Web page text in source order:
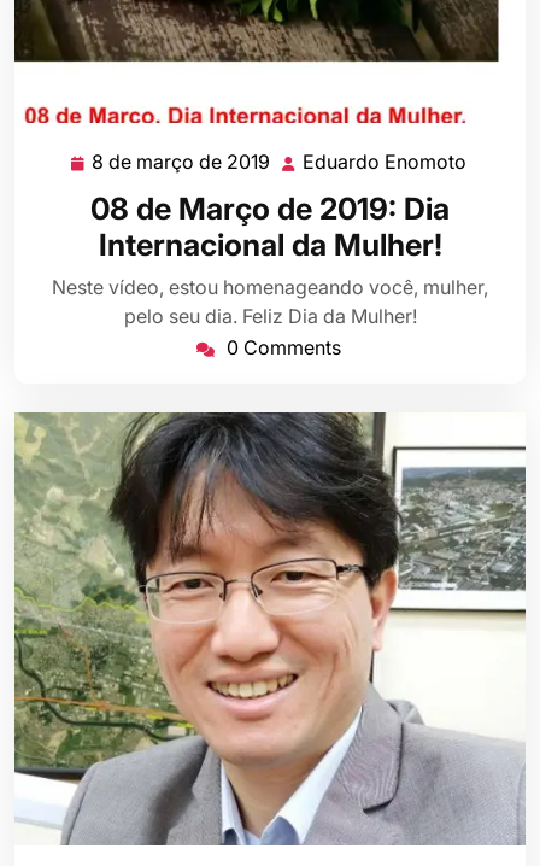
8 de março de 2019 8
de
março
de
2019
Eduardo Enomoto
08 de Março de 2019: Dia
Internacional da Mulher!
Neste vídeo, estou homenageando você, mulher,
pelo seu dia. Feliz Dia da Mulher!
0 Comments